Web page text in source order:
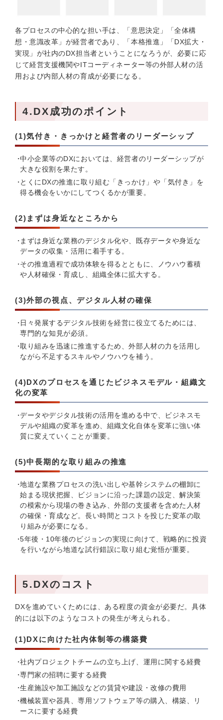
各プロセスの中心的な担い手は、「意思決定」「全体構
想・意識改革」が経営者であり、「本格推進」「DX拡大・
実現」が社内のDX担当者ということになろうが、必要に応
じて経営支援機関やITコーディネーター等の外部人材の活
用および内部人材の育成が必要になる。
4.DX成功のポイント
(1)気付き・きっかけと経営者のリーダーシップ
中小企業等のDXにおいては、経営者のリーダーシップが
大きな役割を果たす。
とくにDXの推進に取り組む「きっかけ」や「気付き」を
得る機会をいかにしてつくるかが重要。
(2)まずは身近なところから
まずは身近な業務のデジタル化や、既存データや身近な
データの収集・活用に着手する。
その推進過程で成功体験を得るとともに、ノウハウ蓄積
や人材確保・育成し、組織全体に拡大する。
(3)外部の視点、デジタル人材の確保
日々発展するデジタル技術を経営に役立てるためには、
専門的な知見が必須。
取り組みを迅速に推進するため、外部人材の力を活用し
ながら不足するスキルやノウハウを補う。
(4)DXのプロセスを通じたビジネスモデル・組織文
化の変革
データやデジタル技術の活用を進める中で、ビジネスモ
デルや組織の変革を進め、組織文化自体を変革に強い体
質に変えていくことが重要。
(5)中長期的な取り組みの推進
地道な業務プロセスの洗い出しや基幹システムの棚卸に
始まる現状把握、ビジョンに沿った課題の設定、解決策
の模索から現場の巻き込み、外部の支援者を含めた人材
の確保・育成など。長い時間とコストを投じた変革の取
り組みが必要になる。
5年後・10年後のビジョンの実現に向けて、戦略的に投資
を行いながら地道な試行錯誤に取り組む覚悟が重要。
5.DXのコスト
DXを進めていくためには、ある程度の資金が必要だ。具体
的には以下のようなコストの発生が考えられる。
(1)DXに向けた社内体制等の構築費
社内プロジェクトチームの立ち上げ、運用に関する経費
専門家の招聘に要する経費
生産施設や加工施設などの賃貸や建設・改修の費用
機械装置や器具、専用ソフトウェア等の購入、構築、リ
ースに要する経費